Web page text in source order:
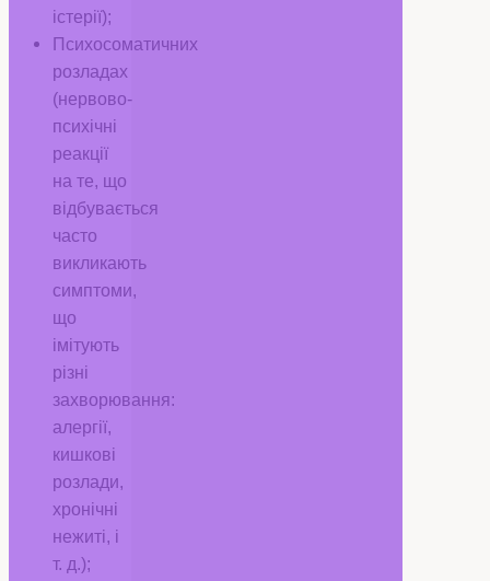
істерії);
Психосоматичних
розладах
(нервово-
психічні
реакції
на те, що
відбувається
часто
викликають
симптоми,
що
імітують
різні
захворювання:
алергії,
кишкові
розлади,
хронічні
нежиті, і
т. д.);